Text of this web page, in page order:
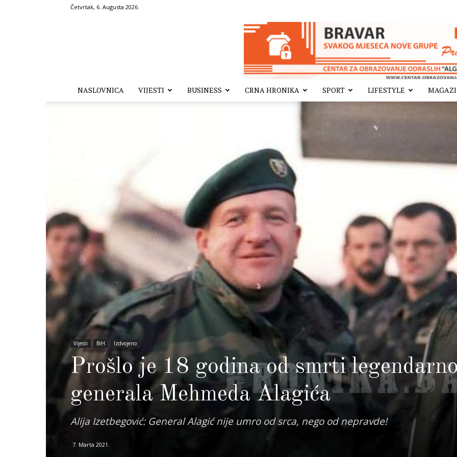
Četvrtak, 6. Augusta 2026.
NASLOVNICA VIJESTI BUSINESS CRNA HRONIKA SPORT LIFESTYLE
Vijesti BiH Izdvojeno
Prošlo je 18 godina od smrti
generala Mehmeda Alagića
Alija Izetbegović: General Alagić nije umro od srca, nego od nepravde!
7. Marta 2021.